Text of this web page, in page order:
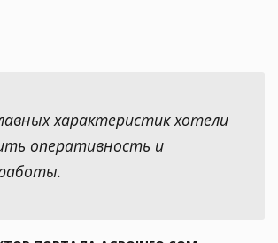
характеристик хотели
оперативность и